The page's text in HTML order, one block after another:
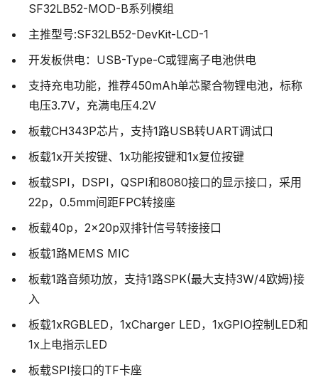
SF32LB52-MOD-B系列模组
主推型号:SF32LB52-DevKit-LCD-1
开发板供电：USB-Type-C或锂离子电池供电
支持充电功能，推荐450mAh单芯聚合物锂电池，标称
电压3.7V，充满电压4.2V
板载CH343P芯片，支持1路USB转UART调试口
板载1x开关按键、1x功能按键和1x复位按键
板载SPI，DSPI，QSPI和8080接口的显示接口，采用
22p，0.5mm间距FPC转接座
板载40p，2x20p双排针信号转接接口
板载1路MEMS MIC
板载1路音频功放，支持1路SPK(最大支持3W/4欧姆)接
入
板载1xRGBLED，1xCharger LED，1xGPIO控制LED和
1x上电指示LED
板载SPI接口的TF卡座